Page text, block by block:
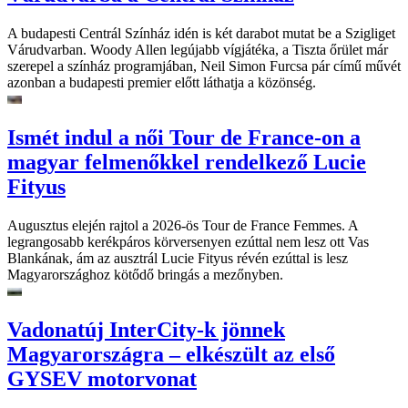
A budapesti Centrál Színház idén is két darabot mutat be a Szigliget
Várudvarban. Woody Allen legújabb vígjátéka, a Tiszta őrület már
szerepel a színház programjában, Neil Simon Furcsa pár című művét
azonban a budapesti premier előtt láthatja a közönség.
Ismét indul a női Tour de France-on a
magyar felmenőkkel rendelkező Lucie
Fityus
Augusztus elején rajtol a 2026-ös Tour de France Femmes. A
legrangosabb kerékpáros körversenyen ezúttal nem lesz ott Vas
Blankának, ám az ausztrál Lucie Fityus révén ezúttal is lesz
Magyarországhoz kötődő bringás a mezőnyben.
Vadonatúj InterCity-k jönnek
Magyarországra – elkészült az első
GYSEV motorvonat